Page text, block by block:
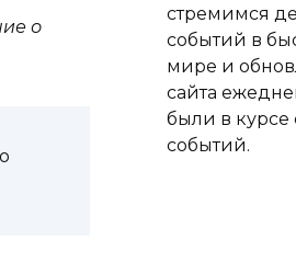
о
стремимся
событий в
мире и
сайта
были в курсе
событий.